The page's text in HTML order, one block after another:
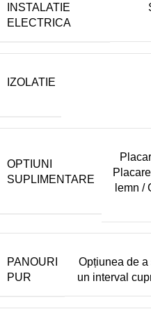
INSTALATIE
ELECTRICA
IZOLATIE
OPTIUNI
SUPLIMENTARE
lemn /
PANOURI
PUR
Opțiunea de
un interval